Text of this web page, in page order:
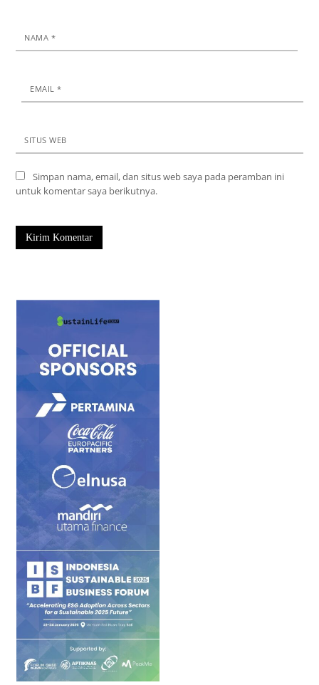
NAMA *
EMAIL*
SITUS WEB
Simpan nama, email, dan situs web saya pada peramban ini
untuk komentar saya berikutnya.